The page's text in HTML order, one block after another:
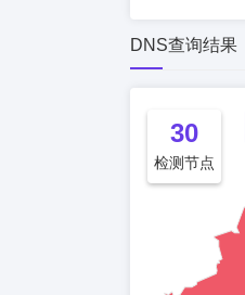
DNS查询结果
30
检测节点